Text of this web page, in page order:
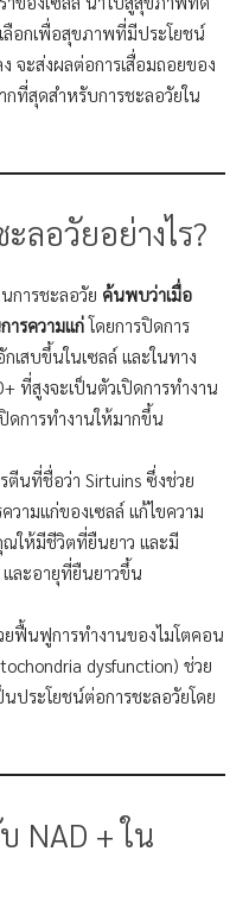
อกเพื่อสุขภาพที่มีประโยชน์
จะส่งผลต่อการเสื่อมถอยของ
ที่สุดสำหรับการชะลอวัยใน
ลอวัยอย่างไร?
การชะลอวัย ค้นพบว่าเมื่อ
ารความแก่โดยการปิดการ
เสบขึ้นในเซลล์ และในทาง
ที่สูงจะเป็นตัวเปิดการทำงาน
ดการทำงานให้มากขึ้น
ตีนที่ชื่อว่า Sirtuins ซึ่งช่วย
ามแก่ของเซลล์ แก้ไขความ
ณให้มีชีวิตที่ยืนยาว และมี
ะอายุที่ยืนยาวขึ้น
ฟื้นฟูการทำงานของไมโตคอน
dysfunction) ช่วย
นประโยชน์ต่อการชะลอวัยโดย
NAD + ใน